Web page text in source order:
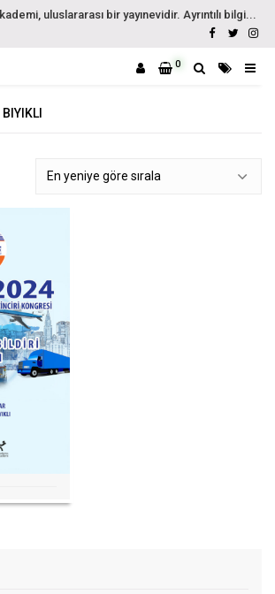
uluslararası bir yayınevidir. Ayrıntılı bilgi...
0